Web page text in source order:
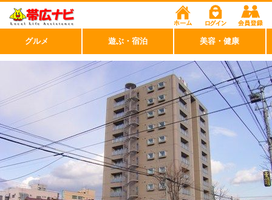
グルメ 遊ぶ・宿泊 美容・健康